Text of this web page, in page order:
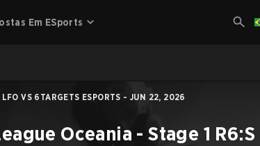
Em ESports
LFO VS 6TARGETS ESPORTS - JUN 22, 2026
Oceania - Stage 1 R6:S